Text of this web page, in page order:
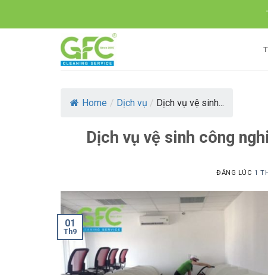
Home / Dịch vụ / Dịch vụ vệ sinh...
Dịch vụ vệ sinh công
ĐĂNG LÚC1
01
Th9